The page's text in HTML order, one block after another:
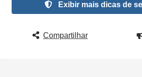
Exibir mais dicas de
Compartilhar